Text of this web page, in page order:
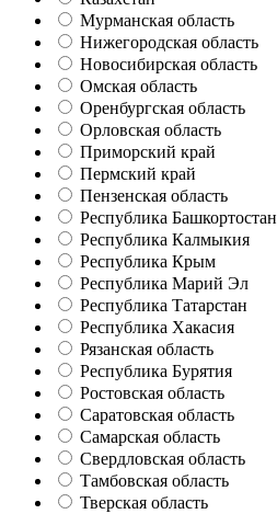
Мурманская область
Нижегородская область
Новосибирская область
Омская область
Оренбургская область
Орловская область
Приморский край
Пермский край
Пензенская область
Республика Башкортостан
Республика Калмыкия
Республика Крым
Республика Марий Эл
Республика Татарстан
Республика Хакасия
Рязанская область
Республика Бурятия
Ростовская область
Саратовская область
Самарская область
Свердловская область
Тамбовская область
Тверская область